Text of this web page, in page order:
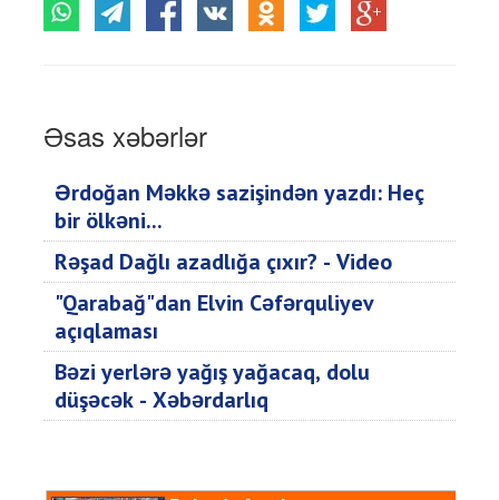
Əsas xəbərlər
Ərdoğan Məkkə sazişindən yazdı: Heç
bir ölkəni...
Rəşad Dağlı azadlığa çıxır? - Video
"Qarabağ"dan Elvin Cəfərquliyev
açıqlaması
Bəzi yerlərə yağış yağacaq, dolu
düşəcək - Xəbərdarlıq